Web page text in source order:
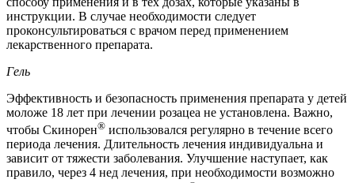
инструкции. В случае необходимости следует
проконсультироваться с врачом перед применением
лекарственного препарата.
Гель
Эффективность и безопасность применения препарата у детей
моложе 18 лет при лечении розацеа не установлена. Важно,
чтобы Скинорен® использовался регулярно в течение всего
периода лечения. Длительность лечения индивидуальна и
зависит от тяжести заболевания. Улучшение наступает, как
правило, через 4 нед лечения, при необходимости возможно